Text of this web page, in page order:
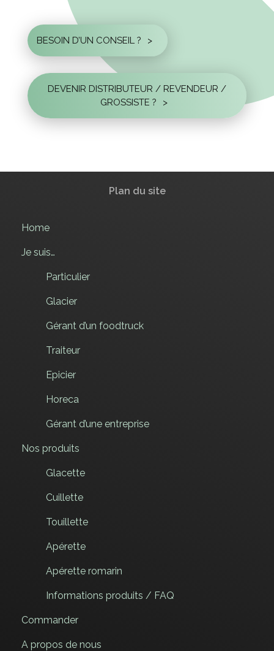
BESOIN D’UN CONSEIL ? >
DEVENIR DISTRIBUTEUR / REVENDEUR /
GROSSISTE ?
>
Plan du site
Home
Je suis…
Particulier
Glacier
Gérant d’un foodtruck
Traiteur
Epicier
Horeca
Gérant d’une entreprise
Nos produits
Glacette
Cuillette
Touillette
Apérette
Apérette romarin
Informations produits / FAQ
Commander
A propos de nous